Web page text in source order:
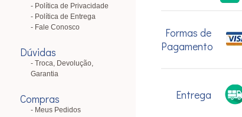
Política de Privacidade
Política de Entrega
Fale Conosco
Dúvidas
Troca, Devolução,
Garantia
Compras
Meus Pedidos
Formas de
Pagamento
Entrega